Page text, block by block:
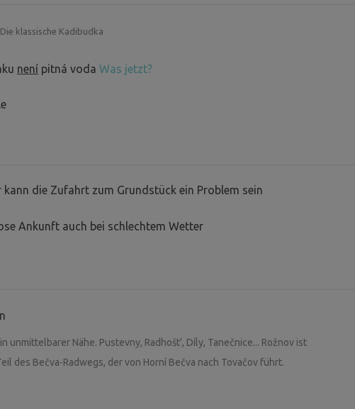
klassische Kadibudka
není pitná voda Was jetzt?
kann die Zufahrt zum Grundstück ein Problem sein
Ankunft auch bei schlechtem Wetter
unmittelbarer Nähe. Pustevny, Radhošt', Díly, Tanečnice... Rožnov ist
des Bečva-Radwegs, der von Horní Bečva nach Tovačov führt.